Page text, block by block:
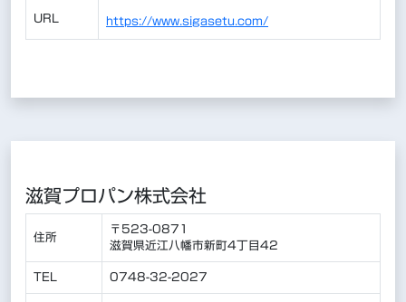
URL https://www.sigasetu.com/
滋賀プロパン株式会社
住所
〒523-0871
滋賀県近江八幡市新町4丁目42
TEL 0748-32-2027